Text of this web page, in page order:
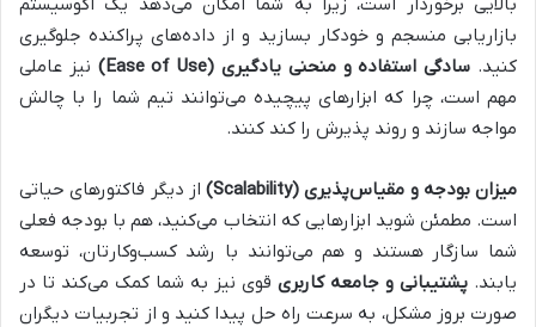
بالایی برخوردار است، زیرا به شما امکان می‌دهد یک اکوسیستم
بازاریابی منسجم و خودکار بسازید و از داده‌های پراکنده جلوگیری
کنید. سادگی استفاده و منحنی یادگیری (Ease of Use)
نیز عاملی
مهم است، چرا که ابزارهای پیچیده می‌توانند تیم شما را با چالش
مواجه سازند و روند پذیرش را کند کنند.
میزان بودجه و مقیاس‌پذیری (Scalability)
از دیگر فاکتورهای حیاتی
است. مطمئن شوید ابزارهایی که انتخاب می‌کنید، هم با بودجه فعلی
شما سازگار هستند و هم می‌توانند با رشد کسب‌وکارتان، توسعه
یابند. پشتیبانی و جامعه کاربری قوی نیز به شما کمک می‌کند تا در
صورت بروز مشکل، به سرعت راه حل پیدا کنید و از تجربیات دیگران